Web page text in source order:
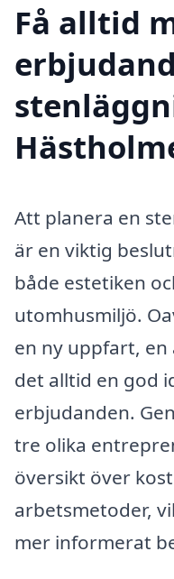
Få alltid
Att planera en
är en viktig
både estetiken
utomhusmiljö.
en ny uppfart,
det alltid en god
erbjudanden.
tre olika
översikt över
arbetsmetoder,
mer informerat